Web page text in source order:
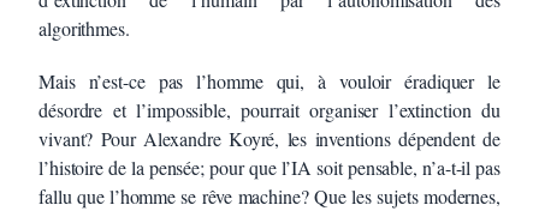
algorithmes.
Mais n’est-ce pas l’homme qui, à vouloir éradiquer le
désordre et l’impossible, pourrait organiser l’extinction du
vivant? Pour Alexandre Koyré, les inventions dépendent de
l’histoire de la pensée; pour que l’IA soit pensable, n’a-t-il pas
fallu que l’homme se rêve machine? Que les sujets modernes,